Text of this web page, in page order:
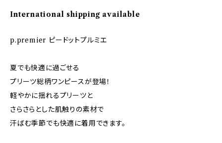
International shipping available
p.premier ピードットプルミエ
夏でも快適に過ごせる
プリーツ総柄ワンピースが登場！
軽やかに揺れるプリーツと
さらさらとした肌触りの素材で
汗ばむ季節でも快適に着用できます。